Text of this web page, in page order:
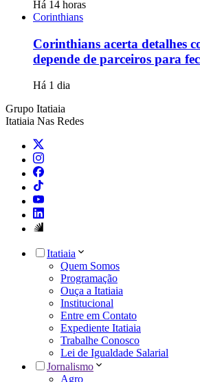
Há 14 horas
Corinthians
Corinthians acerta detalhes
depende de parceiros para
Há 1 dia
Grupo Itatiaia
Itatiaia Nas Redes
Itatiaia
Quem Somos
Programação
Ouça a Itatiaia
Institucional
Entre em Contato
Expediente Itatiaia
Trabalhe Conosco
Lei de Igualdade Salarial
Jornalismo
Agro